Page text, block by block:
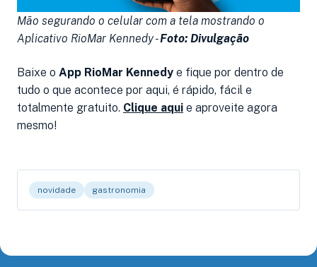
Mão segurando o celular com a tela mostrando o
Aplicativo RioMar Kennedy -Foto: Divulgação
Baixe o App RioMar Kennedy e fique por dentro de
tudo o que acontece por aqui, é rápido, fácil e
totalmente gratuito. Clique aqui e aproveite agora
mesmo!
novidade gastronomia